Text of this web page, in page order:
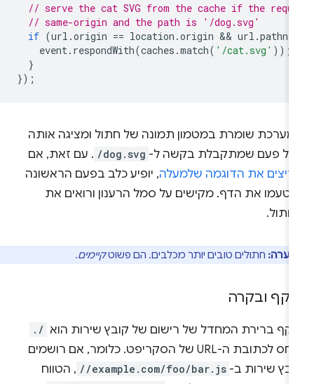
// serve the cat SVG from the cache if the
// same-origin and the path is '/dog.svg'
if ( url.origin == location.origin && url.
event.respondWith(caches.match('/cat.svg'
שומרת במטמון תמונה של חתול ומציגה אותה
פעם שמתקבלת בקשה ל- /dog.svg . עם זאת, אם
את הדוגמה שלמעלה, יופיע כלב בפעם הראשונה
את הדף. מקישים על סמל הרענון ורואים את
הערה:חתולים טובים יותר מכלבים. הם פשוטקיימים.
ובקרה
ברירת המחדל של רישום של קובץ שירות הוא ./
ביחס לכתובת ה-URL של הסקריפט. כלומר, אם רושמים
שירות ב- //example.com/foo/bar.js , הטווח